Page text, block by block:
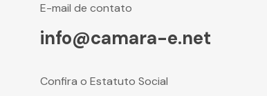
E-mail de contato
info@camara-e.net
Confira o Estatuto Social